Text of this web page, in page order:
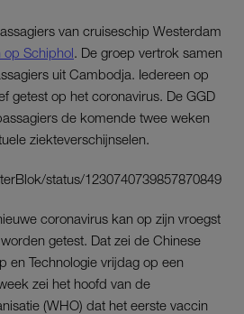
van cruiseschip Westerdam
op Schiphol . De groep vertrok samen
uit Cambodja. Iedereen op
getest op het coronavirus. De GGD
de komende twee weken
ziekteverschijnselen.
status/1230740739857870849
coronavirus kan op zijn vroegst
getest. Dat zei de Chinese
en Technologie vrijdag op een
zei het hoofd van de
(WHO) dat het eerste vaccin